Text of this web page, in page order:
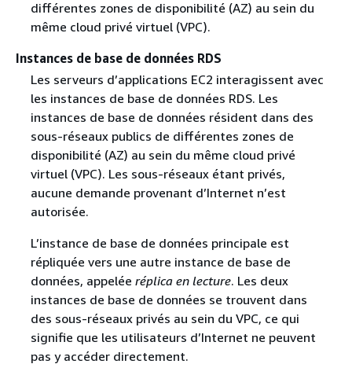
différentes zones de disponibilité (AZ) au sein du
même cloud privé virtuel (VPC).
Instances de base de données RDS
Les serveurs d’applications EC2 interagissent avec
les instances de base de données RDS. Les
instances de base de données résident dans des
sous-réseaux publics de différentes zones de
disponibilité (AZ) au sein du même cloud privé
virtuel (VPC). Les sous-réseaux étant privés,
aucune demande provenant d’Internet n’est
autorisée.
L’instance de base de données principale est
répliquée vers une autre instance de base de
données, appelée réplica en lecture. Les deux
instances de base de données se trouvent dans
des sous-réseaux privés au sein du VPC, ce qui
signifie que les utilisateurs d’Internet ne peuvent
pas y accéder directement.